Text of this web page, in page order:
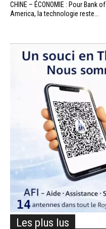
CHINE – ÉCONOMIE : Pour Bank of
America, la technologie reste...
Les plus lus